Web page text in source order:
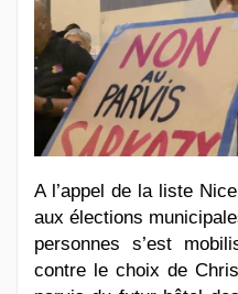
A l’appel de la liste
aux élections
personnes s’est
contre le choix de